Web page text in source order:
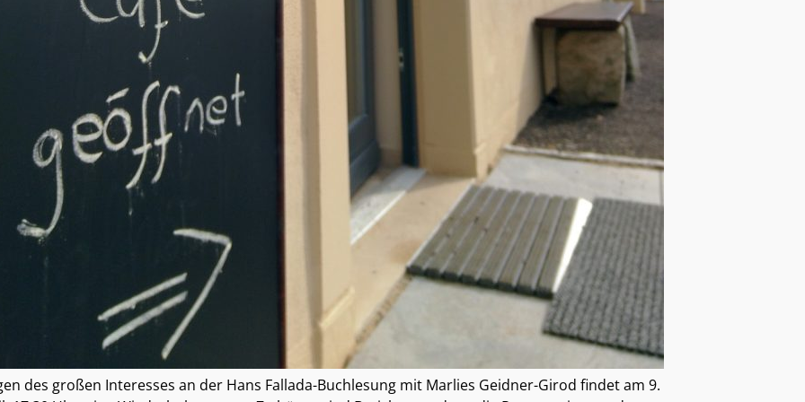
des großen Interesses an der Hans Fallada-Buchlesung mit Marlies Geidner-Girod findet am 9.